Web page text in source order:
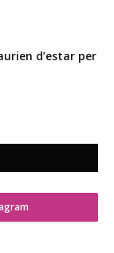
d’estar per